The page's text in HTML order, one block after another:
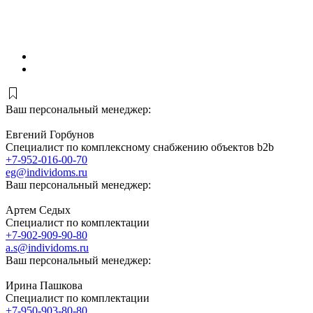
Ваш персональный менеджер:
Евгений Горбунов
Специалист по комплексному снабжению объектов b2b
+7-952-016-00-70
eg@individoms.ru
Ваш персональный менеджер:
Артем Седых
Специалист по комплектации
+7-902-909-90-80
a.s@individoms.ru
Ваш персональный менеджер:
Ирина Пашкова
Специалист по комплектации
+7-950-903-80-80